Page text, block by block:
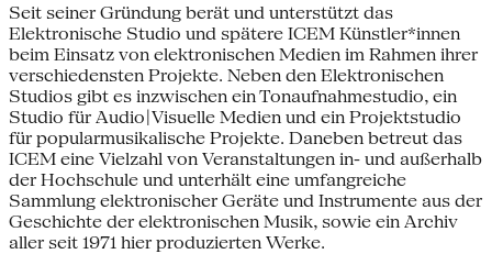
Seit seiner Gründung berät und unterstützt das
Elektronische Studio und spätere ICEM Künstler*innen
beim Einsatz von elektronischen Medien im Rahmen ihrer
verschiedensten Projekte. Neben den Elektronischen
Studios gibt es inzwischen ein Tonaufnahmestudio, ein
Studio für Audio|Visuelle Medien und ein Projektstudio
für popularmusikalische Projekte. Daneben betreut das
ICEM eine Vielzahl von Veranstaltungen in- und außerhalb
der Hochschule und unterhält eine umfangreiche
Sammlung elektronischer Geräte und Instrumente aus der
Geschichte der elektronischen Musik, sowie ein Archiv
aller seit 1971 hier produzierten Werke.